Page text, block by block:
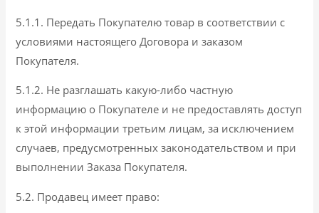
5.1.1. Передать Покупателю товар в соответствии с
условиями настоящего Договора и заказом
Покупателя.
5.1.2. Не разглашать какую-либо частную
информацию о Покупателе и не предоставлять доступ
к этой информации третьим лицам, за исключением
случаев, предусмотренных законодательством и при
выполнении Заказа Покупателя.
5.2. Продавец имеет право: